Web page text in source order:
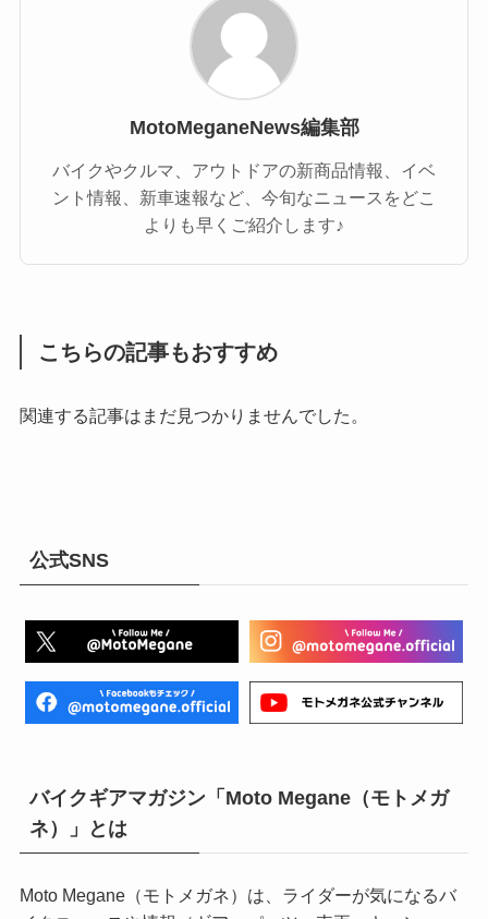
MotoMeganeNews編集部
バイクやクルマ、アウトドアの新商品情報、イベ
ント情報、新車速報など、今旬なニュースをどこ
よりも早くご紹介します♪
こちらの記事もおすすめ
関連する記事はまだ見つかりませんでした。
公式SNS
バイクギアマガジン「Moto Megane（モトメガ
ネ）」とは
Moto Megane（モトメガネ）は、ライダーが気になるバ